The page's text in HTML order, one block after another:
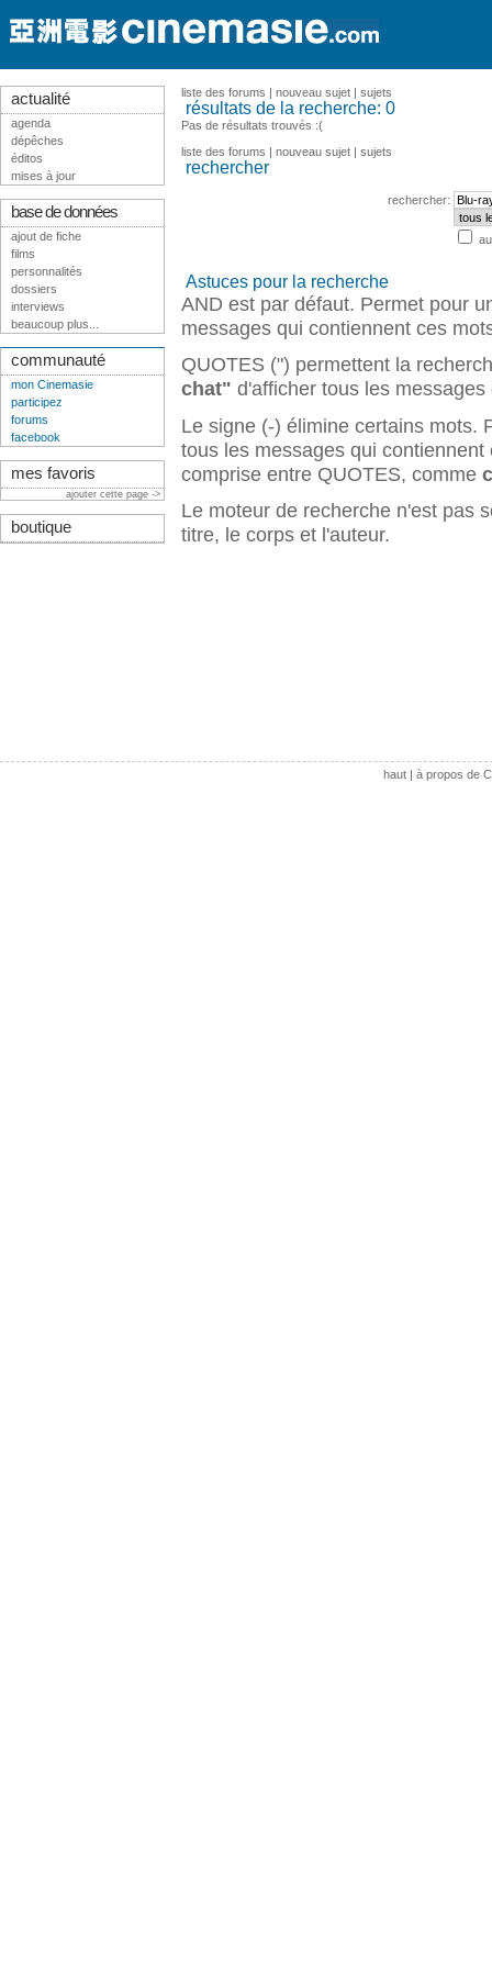
liste des forums | nouveau sujet | sujets
résultats de la recherche: 0
Pas de résultats trouvés :(
liste des forums | nouveau sujet | sujets
rechercher
rechercher:
Astuces pour la recherche
AND est par défaut. Permet pour
messages qui contiennent ces
QUOTES (") permettent la
chat" d'afficher tous les
Le signe (-) élimine certains mots.
tous les messages qui
comprise entre QUOTES, comme
Le moteur de recherche n'est pas
titre, le corps et l'auteur.
actualité
agenda
dépêches
éditos
mises à jour
base de données
ajout de fiche
films
personnalités
dossiers
interviews
beaucoup plus...
communauté
mon Cinemasie
participez
forums
facebook
mes favoris
ajouter cette page ->
boutique
haut| à propos de